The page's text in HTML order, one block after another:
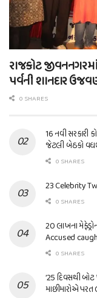
રાજકોટ
પર્વની શાનદાર
0 SHARES
16 નવી સરકારી
જેટલી બેઠકો
0 SHARES
23 Celebrity
0 SHARES
20 લાખના
Accused
0 SHARES
’25 દિવસથી બોટ
માછીમારોએ પરત